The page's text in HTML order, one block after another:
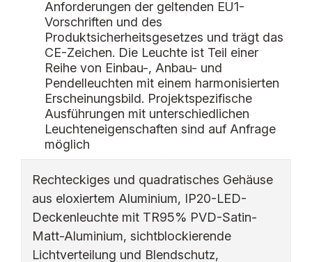
Anforderungen der geltenden EU1-
Vorschriften und des
Produktsicherheitsgesetzes und trägt das
CE-Zeichen. Die Leuchte ist Teil einer
Reihe von Einbau-, Anbau- und
Pendelleuchten mit einem harmonisierten
Erscheinungsbild. Projektspezifische
Ausführungen mit unterschiedlichen
Leuchteneigenschaften sind auf Anfrage
möglich
Rechteckiges und quadratisches Gehäuse
aus eloxiertem Aluminium, IP20-LED-
Deckenleuchte mit TR95% PVD-Satin-
Matt-Aluminium, sichtblockierende
Lichtverteilung und Blendschutz,